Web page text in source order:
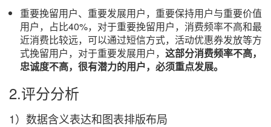
重要挽留用户、重要发展用户，重要保持用户与重要价值
用户，占比40%，对于重要挽留用户，消费频率不高和最
近消费比较远，可以通过短信方式，活动优惠券发放等方
式挽留用户，对于重要发展用户， 这部分消费频率不高，
忠诚度不高，很有潜力的用户，必须重点发展。
2.评分分析
1）数据含义表达和图表排版布局